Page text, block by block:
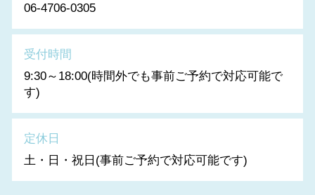
06-4706-0305
受付時間
9:30～18:00(時間外でも事前ご予約で対応可能で
す)
定休日
土・日・祝日(事前ご予約で対応可能です)